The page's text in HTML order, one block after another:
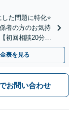
た問題に特化⭐️
者の方のお気持
初回相談20分無
表を見る
お問い合わせ